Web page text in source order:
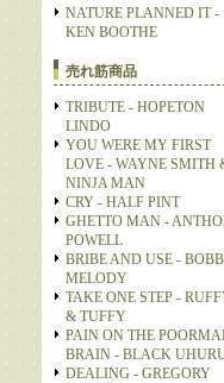
NATURE PLANNED IT -
KEN BOOTHE
売れ筋商品
TRIBUTE - HOPETON
LINDO
YOU WERE MY FIRST
LOVE - WAYNE SMITH
NINJA MAN
CRY - HALF PINT
GHETTO MAN -
POWELL
BRIBE AND USE -
MELODY
TAKE ONE STEP -
& TUFFY
PAIN ON THE
BRAIN - BLACK
DEALING - GREGORY